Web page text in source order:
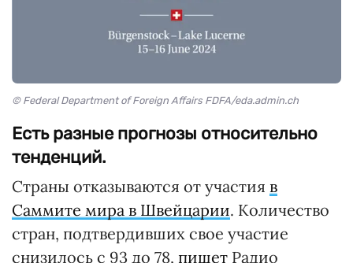
© Federal Department of Foreign Affairs FDFA/eda.admin.ch
Есть разные прогнозы относительно
тенденций.
Страны отказываются от участия в
Саммите мира в Швейцарии. Количество
стран, подтвердивших свое участие
снизилось с 93 до 78, пишет Радио